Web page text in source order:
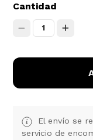
Cantidad
1
El envío se
servicio de